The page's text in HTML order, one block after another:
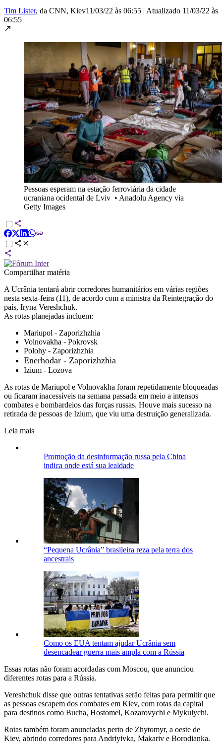
Tim Lister, da CNN, Kiev11/03/22 às 06:55 | Atualizado 11/03/22 às
06:55
Pessoas esperam na estação ferroviária da cidade
ucraniana ocidental de Lviv • Anadolu Agency via
Getty Images
Compartilhar matéria
A Ucrânia tentará abrir corredores humanitários em várias regiões
nesta sexta-feira (11), de acordo com a ministra da Reintegração do
país, Iryna Vereshchuk.
As rotas planejadas incluem:
Mariupol - Zaporizhzhia
Volnovakha - Pokrovsk
Polohy - Zaporizhzhia
Enerhodar - Zaporizhzhia
Izium - Lozova
As rotas de Mariupol e Volnovakha foram repetidamente bloqueadas
ou ficaram inacessíveis na semana passada em meio a intensos
combates e bombardeios das forças russas. Houve mais sucesso na
retirada de pessoas de Izium, que viu uma destruição generalizada.
Leia mais
Promoção da desinformação russa pela China
indica onde está sua lealdade
“Pequena Ucrânia” brasileira reza pela terra dos
ancestrais
Como os EUA tentam ajudar Ucrânia sem
desencadear guerra mais ampla com a Rússia
Essas rotas não foram acordadas com Moscou, que anunciou
diferentes rotas para a Rússia.
Vereshchuk disse que outras tentativas serão feitas para permitir que
as pessoas escapem dos combates em Kiev, com rotas da capital
para destinos como Bucha, Hostomel, Kozarovychi e Mykulychi.
Rotas também foram anunciadas perto de Zhytomyr, a oeste de
Kiev, abrindo corredores para Andriyivka, Makariv e Borodianka.